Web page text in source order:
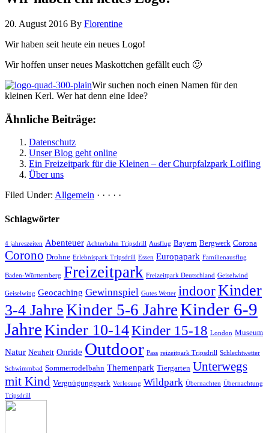
20. August 2016 By Florentine
Wir haben seit heute ein neues Logo!
Wir hoffen unser neues Maskottchen gefällt euch 🙂
Wir suchen noch einen Namen für den
kleinen Kerl. Wer hat denn eine Idee?
Ähnliche Beiträge:
Datenschutz
Unser Blog geht online
Ein Freizeitpark für die Kleinen – der Churpfalzpark Loifling
Über uns
Filed Under: Allgemein · · · · ·
Schlagwörter
4 jahreszeiten Abenteuer Achterbahn Tripsdrill Ausflug Bayern Bergwerk Corona
Corono Drohne Erlebnispark Tripsdrill Essen Europapark Familienausflug
Baden-Württemberg Freizeitpark Freizeitpark Deutschland Geiselwind
Geiselwing Geocaching Gewinnspiel Gutes Wetter indoorKinder
3-4 JahreKinder 5-6 JahreKinder 6-9
JahreKinder 10-14Kinder 15-18 London Museum
Natur Neuheit Onride Outdoor Pass reizeitpark Tripsdrill Schlechtwetter
Schwimmbad Sommerrodelbahn Themenpark Tiergarten Unterwegs
mit Kind Vergnügungspark Verlosung Wildpark Übernachten Übernachtung
Tripsdrill